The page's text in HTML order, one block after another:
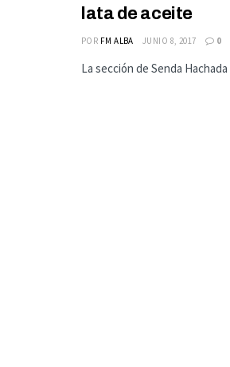
lata de aceite
POR FM ALBA JUNIO 8, 2017 0
La sección de Senda